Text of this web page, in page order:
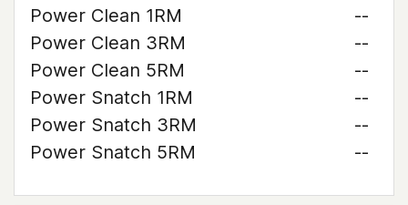
Power Clean 1RM
--
Power Clean 3RM
--
Power Clean 5RM
--
Power Snatch 1RM
--
Power Snatch 3RM
--
Power Snatch 5RM
--